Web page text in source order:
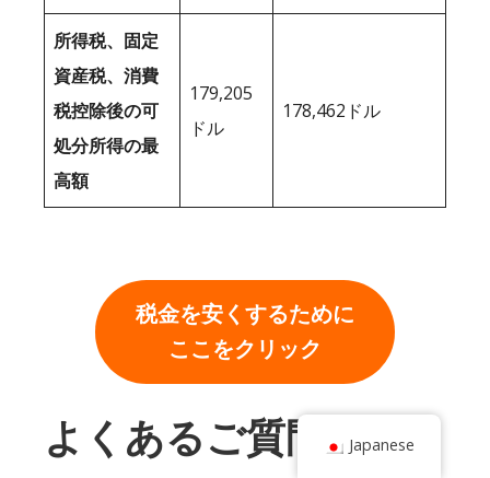
所得税、固定
資産税、消費
税控除後の可
処分所得の最
高額
179,205
ドル
178,462ドル
税金を安くするために
ここをクリック
よくあるご質問
Japanese